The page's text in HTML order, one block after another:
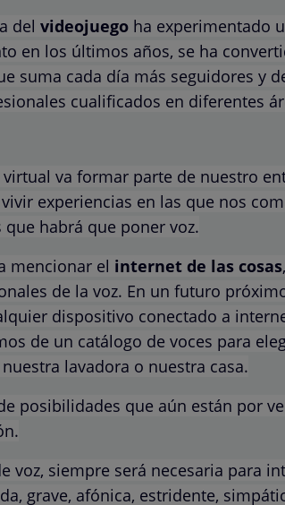
delvideojuego ha experimentado
en los últimos años, se ha
suma cada día más seguidores y
cualificados en diferentes
virtual va formar parte de nuestro
experiencias en las que nos
habrá que poner voz.
mencionar el internet de las cosas
de la voz. En un futuro
dispositivo conectado a
de un catálogo de voces para
lavadora o nuestra casa.
posibilidades que aún están por
voz, siempre será necesaria para
grave, afónica, estridente,